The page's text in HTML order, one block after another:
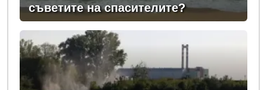
съветите на спасителите?